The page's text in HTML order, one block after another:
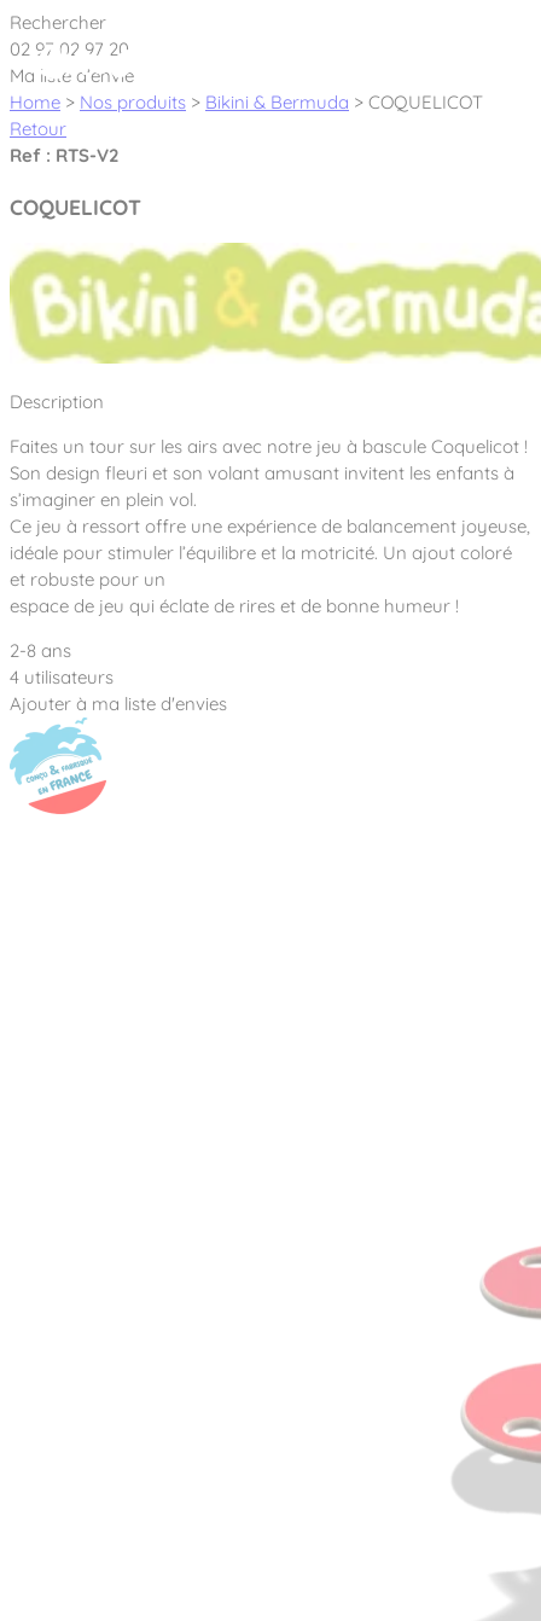
Cookies management panel
Créateur et fabricant d’aires de jeux &
équipements sportifs
Nos dernières actualités
À propos
Nos engagements
Notre partenariat avec l’association Rêves de clown
Nos Garanties
Notre concept
Notre entreprise
Notre équipe
Nous rejoindre
Aires de jeux Bikini & Bermuda®
Tous nos jeux
Jeux inclusifs
Jeux recyclés
Nos univers
Sport & Fitness Sport&Co®
Agrès fitness
Parcours de santé
Stadium Arena
Surfpark
Équipements sportifs
Mobilier & accessoires
Mobilier urbain
Accessoires ludiques
Nos clients
Collectivités
Établissements scolaires
Architectes, Paysagistes-concepteurs
Camping et résidences de vacances
Notre expertise
Des aires intergénérationnelles de
Des aires de jeux pour tous les enfants
L’éco-conception de nos jeux
La végétalisation des cours d’école
Réalisations
Contact
Rechercher
02 97 02 97 20
Ma liste d’envie
Home > Nos produits > Bikini & Bermuda > COQUELICOT
Retour
Ref : RTS-V2
COQUELICOT
Description
Faites un tour sur les airs avec notre jeu à bascule Coquelicot !
Son design fleuri et son volant amusant invitent les enfants à
s’imaginer en plein vol.
Ce jeu à ressort offre une expérience de balancement joyeuse,
idéale pour stimuler l’équilibre et la motricité. Un ajout coloré
et robuste pour un
espace de jeu qui éclate de rires et de bonne humeur !
2-8 ans
4 utilisateurs
Ajouter à ma liste d'envies